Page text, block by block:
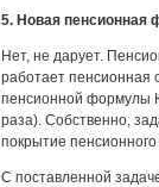
5. Новая пенсионная
Нет, не дарует.
работает пенсионная
пенсионной формулы
раза). Собственно,
покрытие
С поставленной